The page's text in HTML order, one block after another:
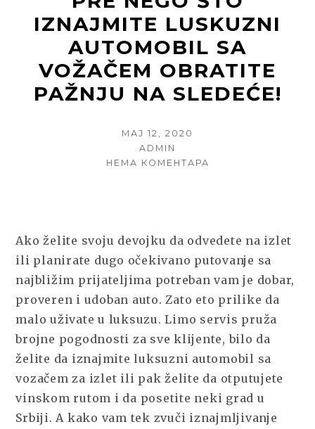
IZNAJMITE LUSKUZNI
AUTOMOBIL SA
VOŽAČEM OBRATITE
PAŽNJU NA SLEDEĆE!
POSTED
МАЈ 12, 2020
AUTHOR
ADMIN
НЕМА КОМЕНТАРА
LUSKUZNI
SA
VOŽAČEM
OBRATITE
PAŽNJU
NA
SLEDEĆE!
Ako želite svoju devojku da odvedete na izlet
ili planirate dugo očekivano putovanje sa
najbližim prijateljima potreban vam je dobar,
proveren i udoban auto. Zato eto prilike da
malo uživate u luksuzu. Limo servis pruža
brojne pogodnosti za sve klijente, bilo da
želite da iznajmite luksuzni automobil sa
vozačem za izlet ili pak želite da otputujete
vinskom rutom i da posetite neki grad u
Srbiji. A kako vam tek zvuči iznajmljivanje